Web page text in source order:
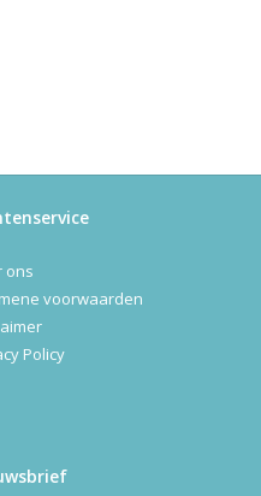
ons
voorwaarden
Policy